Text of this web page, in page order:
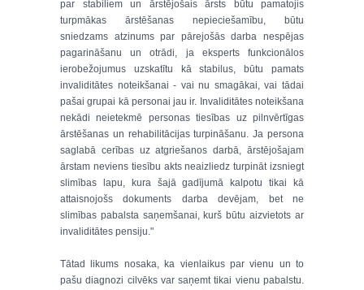
par stabiliem un ārstējošais ārsts būtu pamatojis
turpmākas ārstēšanas nepieciešamību, būtu
sniedzams atzinums par pārejošās darba nespējas
pagarināšanu un otrādi, ja eksperts funkcionālos
ierobežojumus uzskatītu kā stabilus, būtu pamats
invaliditātes noteikšanai - vai nu smagākai, vai tādai
pašai grupai kā personai jau ir. Invaliditātes noteikšana
nekādi neietekmē personas tiesības uz pilnvērtīgas
ārstēšanas un rehabilitācijas turpināšanu. Ja persona
saglabā cerības uz atgriešanos darbā, ārstējošajam
ārstam neviens tiesību akts neaizliedz turpināt izsniegt
slimības lapu, kura šajā gadījumā kalpotu tikai kā
attaisnojošs dokuments darba devējam, bet ne
slimības pabalsta saņemšanai, kurš būtu aizvietots ar
invaliditātes pensiju."
Tātad likums nosaka, ka vienlaikus par vienu un to
pašu diagnozi cilvēks var saņemt tikai vienu pabalstu.